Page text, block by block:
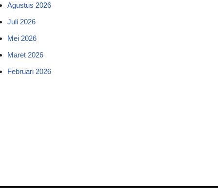
Agustus 2026
Juli 2026
Mei 2026
Maret 2026
Februari 2026